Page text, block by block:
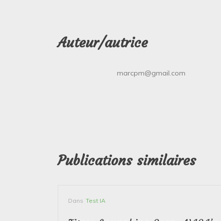
Auteur/autrice
marcpm@gmail.com
Publications similaires
Dans Test IA